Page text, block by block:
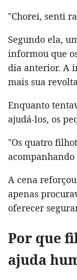
"Chorei, senti
Segundo ela,
informou que
dia anterior. A
mais sua
Enquanto
ajudá-los, os
"Os quatro
A cena
apenas
oferecer
Por que
ajuda